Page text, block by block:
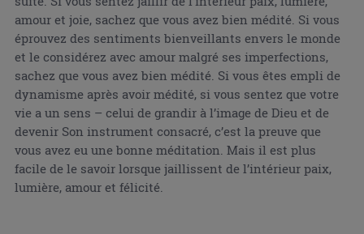
amour et joie, sachez que vous avez bien médité. Si vous
éprouvez des sentiments bienveillants envers le monde
et le considérez avec amour malgré ses imperfections,
sachez que vous avez bien médité. Si vous êtes empli de
dynamisme après avoir médité, si vous sentez que votre
vie a un sens – celui de grandir à l’image de Dieu et de
devenir Son instrument consacré, c’est la preuve que
vous avez eu une bonne méditation. Mais il est plus
facile de le savoir lorsque jaillissent de l’intérieur paix,
lumière, amour et félicité.